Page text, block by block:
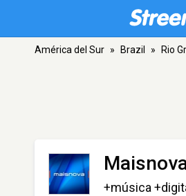
América del Sur » Brazil » Rio
+música